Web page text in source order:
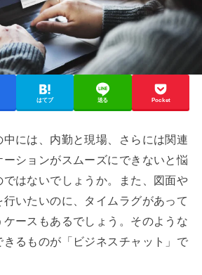
はてブ 送る Pocket
には、内勤と現場、さらには関連
ションがスムーズにできないと悩
ではないでしょうか。また、図面や
いたいのに、タイムラグがあって
ケースもあるでしょう。そのような
るものが「ビジネスチャット」で